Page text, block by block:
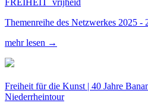
FREIHEIT_vrijheid
Themenreihe des Netzwerkes 2025 -
mehr lesen →
Freiheit für die Kunst | 40 Jahre
Niederrheintour